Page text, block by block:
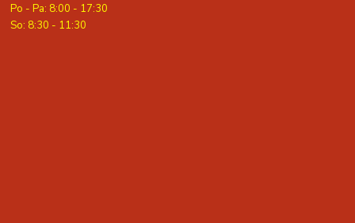
Po - Pa: 8:00 - 17:30
So: 8:30 - 11:30